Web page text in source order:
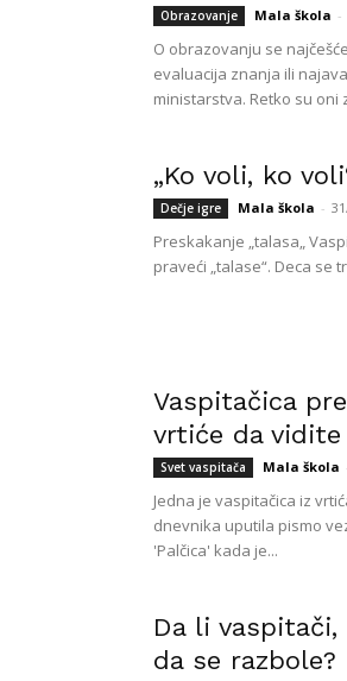
Obrazovanje Mala škola -
O obrazovanju se
evaluacija znanja ili
ministarstva. Retko su oni
„Ko voli, ko
Dečje igre Mala škola -
Preskakanje „talasa„
praveći „talase“. Deca se
Vaspitačica
vrtiće da vidite
Svet vaspitača Mala škola
Jedna je vaspitačica iz
dnevnika uputila pismo
'Palčica' kada je...
Da li
da se razbole?